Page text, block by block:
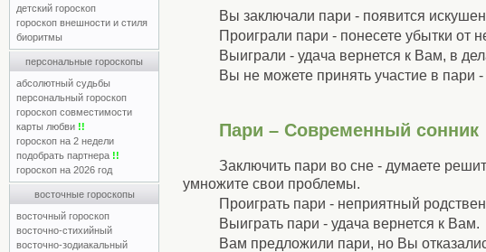
детский гороскоп
гороскоп внешности и стиля
биоритмы
персональные гороскопы
абсолютный судьбы
персональный гороскоп
гороскоп совместимости
карты любви !!
гороскоп на 2 недели
подобрать партнера !!
гороскоп на 2026 год
восточные гороскопы
восточный гороскоп
восточно-стихийный
восточно-зодиакальный
Вы заключали пари - появится
Проиграли пари - понесете убытки от
Выиграли - удача вернется к Вам, в
Вы не можете принять участие в пари
Пари – Современный сонник
Заключить пари во сне - думаете
умножите свои проблемы.
Проиграть пари - неприятный
Выиграть пари - удача вернется к Вам.
Вам предложили пари, но Вы